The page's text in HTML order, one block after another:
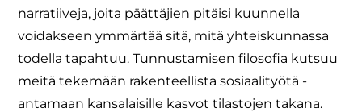
narratiiveja, joita päättäjien pitäisi kuunnella
voidakseen ymmärtää sitä, mitä yhteiskunnassa
todella tapahtuu. Tunnustamisen filosofia kutsuu
meitä tekemään rakenteellista sosiaalityötä -
antamaan kansalaisille kasvot tilastojen takana.